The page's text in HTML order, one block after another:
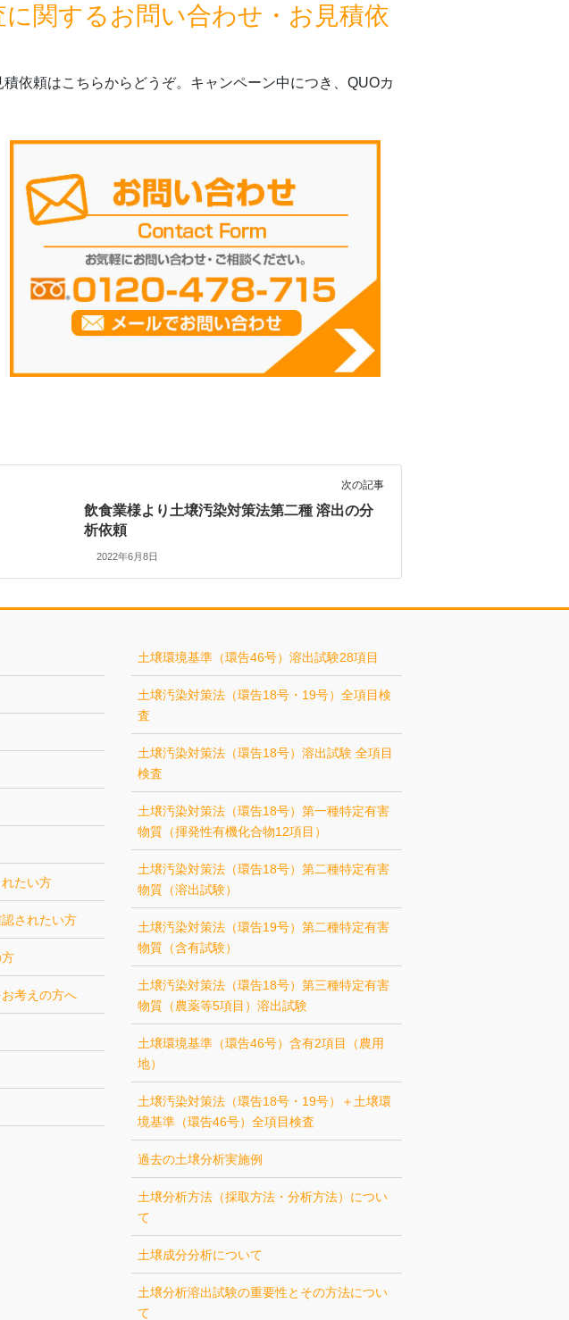
関するお問い合わせ・お見積依
依頼はこちらからどうぞ。キャンペーン中につき、QUOカ
次の記事
飲食業様より土壌汚染対策法第二種 溶出の分
析依頼
2022年6月8日
たい方
されたい方
考えの方へ
土壌環境基準（環告46号）溶出試験28項目
土壌汚染対策法（環告18号・19号）全項目検
査
土壌汚染対策法（環告18号）溶出試験 全項目
検査
土壌汚染対策法（環告18号）第一種特定有害
物質（揮発性有機化合物12項目）
土壌汚染対策法（環告18号）第二種特定有害
物質（溶出試験）
土壌汚染対策法（環告19号）第二種特定有害
物質（含有試験）
土壌汚染対策法（環告18号）第三種特定有害
物質（農薬等5項目）溶出試験
土壌環境基準（環告46号）含有2項目（農用
地）
土壌汚染対策法（環告18号・19号）＋土壌環
境基準（環告46号）全項目検査
過去の土壌分析実施例
土壌分析方法（採取方法・分析方法）につい
て
土壌成分分析について
土壌分析溶出試験の重要性とその方法につい
て